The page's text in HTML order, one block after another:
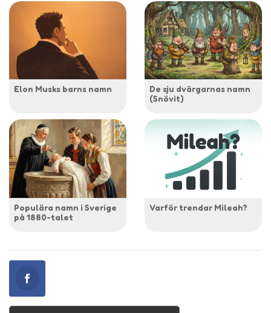
Elon Musks barns namn
De sju dvärgarnas namn
(Snövit)
Populära namn i Sverige
på 1880-talet
Varför trendar Mileah?